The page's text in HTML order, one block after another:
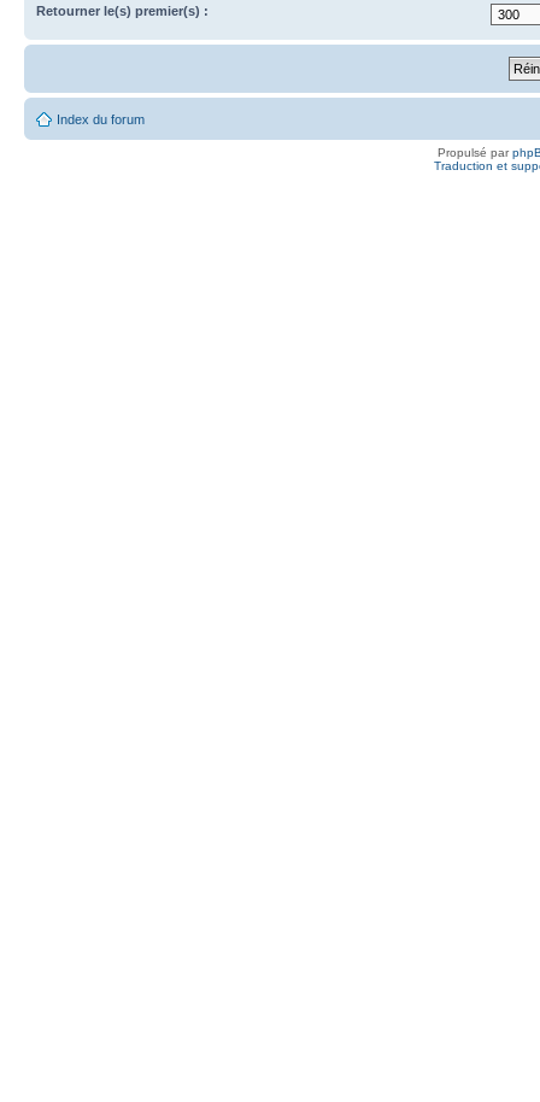
Retourner le(s) premier(s) :
Index du forum
Propulsé par
Traduction et